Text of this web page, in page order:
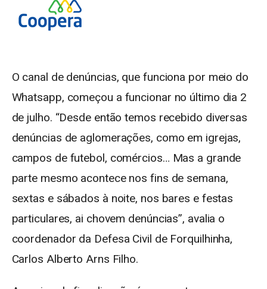
O canal de denúncias, que funciona por meio do
Whatsapp, começou a funcionar no último dia 2
de julho. “Desde então temos recebido diversas
denúncias de aglomerações, como em igrejas,
campos de futebol, comércios… Mas a grande
parte mesmo acontece nos fins de semana,
sextas e sábados à noite, nos bares e festas
particulares, ai chovem denúncias”, avalia o
coordenador da Defesa Civil de Forquilhinha,
Carlos Alberto Arns Filho.